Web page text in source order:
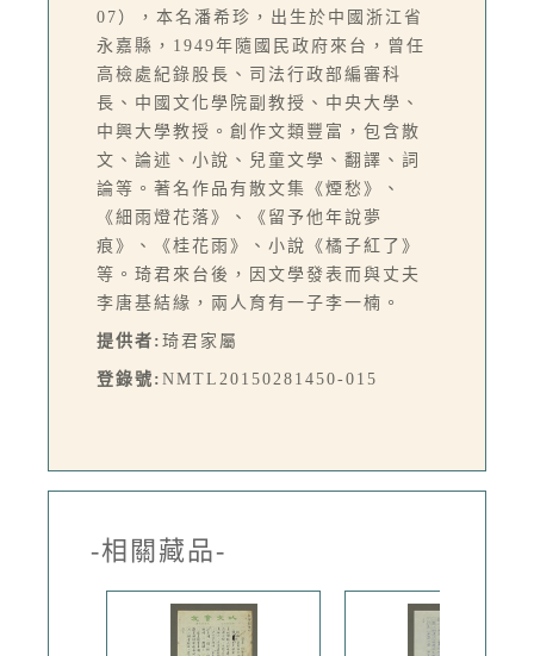
07），本名潘希珍，出生於中國浙江省
永嘉縣，1949年隨國民政府來台，曾任
高檢處紀錄股長、司法行政部編審科
長、中國文化學院副教授、中央大學、
中興大學教授。創作文類豐富，包含散
文、論述、小說、兒童文學、翻譯、詞
論等。著名作品有散文集《煙愁》、
《細雨燈花落》、《留予他年說夢
痕》、《桂花雨》、小說《橘子紅了》
等。琦君來台後，因文學發表而與丈夫
李唐基結緣，兩人育有一子李一楠。
提供者: 琦君家屬
登錄號: NMTL20150281450-015
-相關藏品-